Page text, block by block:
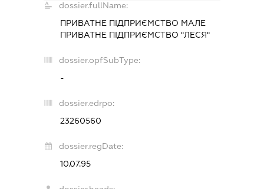
dossier.fullName:
ПРИВАТНЕ ПІДПРИЄМСТВО МАЛЕ
ПРИВАТНЕ ПІДПРИЄМСТВО "ЛЕСЯ"
dossier.opfSubType:
-
dossier.edrpo:
23260560
dossier.regDate:
10.07.95